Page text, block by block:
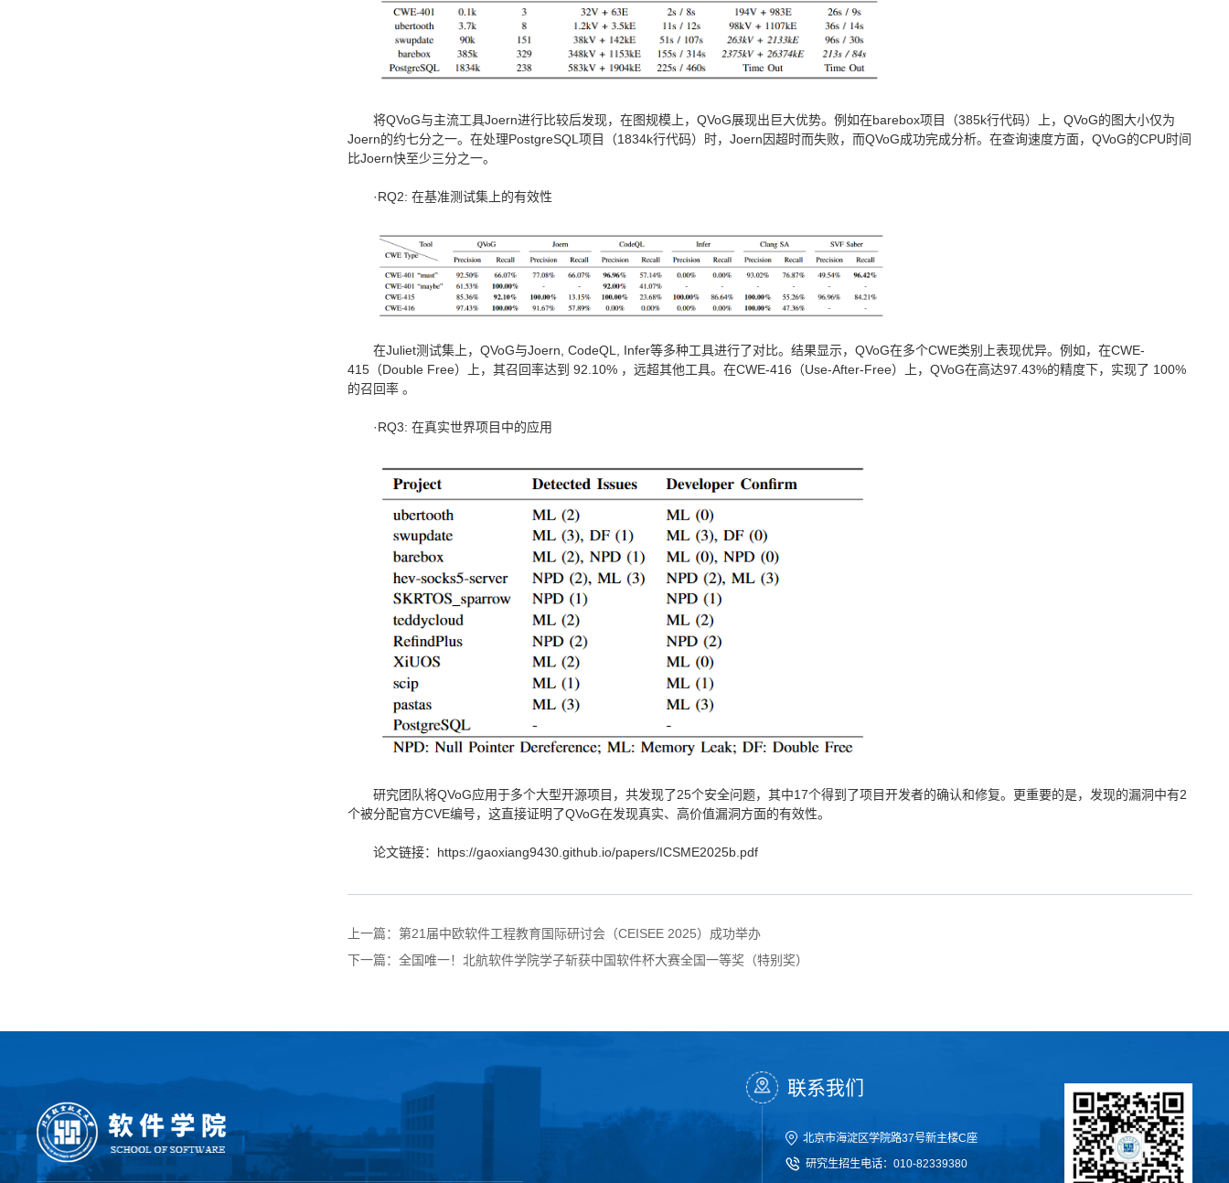
将QVoG与主流工具Joern进行比较后发现，在图规模上，QVoG展现出巨大优势。例如在barebox项目（385k行代码）上，QVoG的图大小仅为
Joern的约七分之一。在处理PostgreSQL项目（1834k行代码）时，Joern因超时而失败，而QVoG成功完成分析。在查询速度方面，QVoG的CPU时间
比Joern快至少三分之一。
·RQ2: 在基准测试集上的有效性
在Juliet测试集上，QVoG与Joern, CodeQL, Infer等多种工具进行了对比。结果显示，QVoG在多个CWE类别上表现优异。例如，在CWE-
415（Double Free）上，其召回率达到 92.10% ，远超其他工具。在CWE-416（Use-After-Free）上，QVoG在高达97.43%的精度下，实现了 100%
的召回率 。
·RQ3: 在真实世界项目中的应用
研究团队将QVoG应用于多个大型开源项目，共发现了25个安全问题，其中17个得到了项目开发者的确认和修复。更重要的是，发现的漏洞中有2
个被分配官方CVE编号，这直接证明了QVoG在发现真实、高价值漏洞方面的有效性。
论文链接：https://gaoxiang9430.github.io/papers/ICSME2025b.pdf
上一篇： 第21届中欧软件工程教育国际研讨会（CEISEE 2025）成功举办
下一篇： 全国唯一！北航软件学院学子斩获中国软件杯大赛全国一等奖（特别奖）
联系我们
北京市海淀区学院路37号新主楼C座
研究生招生电话： 010-82339380